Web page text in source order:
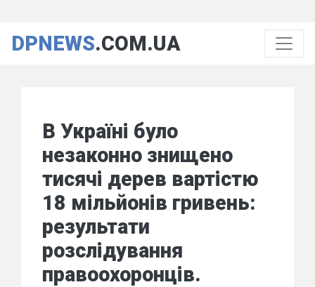
DPNEWS.COM.UA
В Україні було
незаконно знищено
тисячі дерев вартістю
18 мільйонів гривень:
результати
розслідування
правоохоронців.